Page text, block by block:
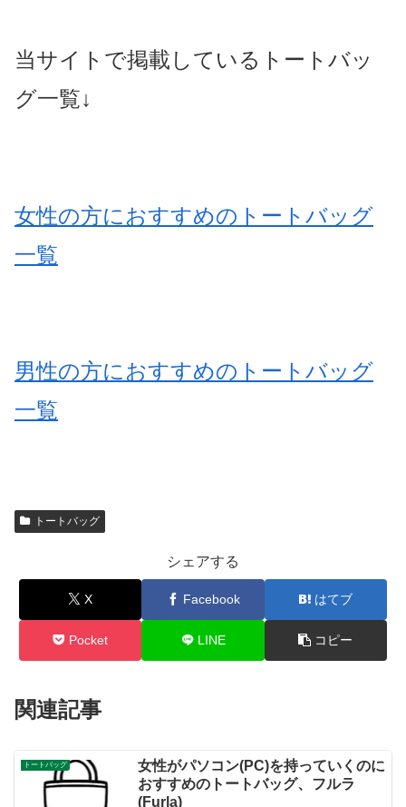
当サイトで掲載しているトートバッ
グ一覧↓
女性の方におすすめのトートバッグ
一覧
男性の方におすすめのトートバッグ
一覧
トートバッグ
シェアする
X Facebook はてブ
Pocket LINE コピー
関連記事
トートバッグ
女性がパソコン(PC)を持っていくのに
おすすめのトートバッグ、フルラ
(Furla)